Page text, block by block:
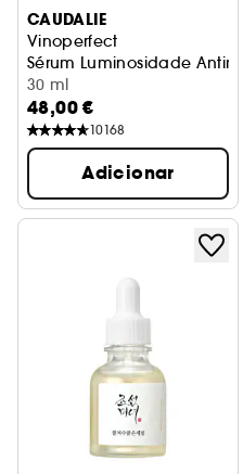
CAUDALIE
Vinoperfect
Sérum Luminosidade
30 ml
48,00 €
10168
Adicionar